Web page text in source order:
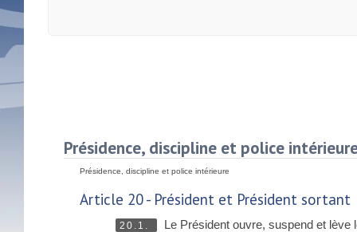
Présidence, discipline et police
Présidence, discipline et police intérieure
Article 20 - Président et Président sortant
20.1.
Le Président ouvre, suspend et lève